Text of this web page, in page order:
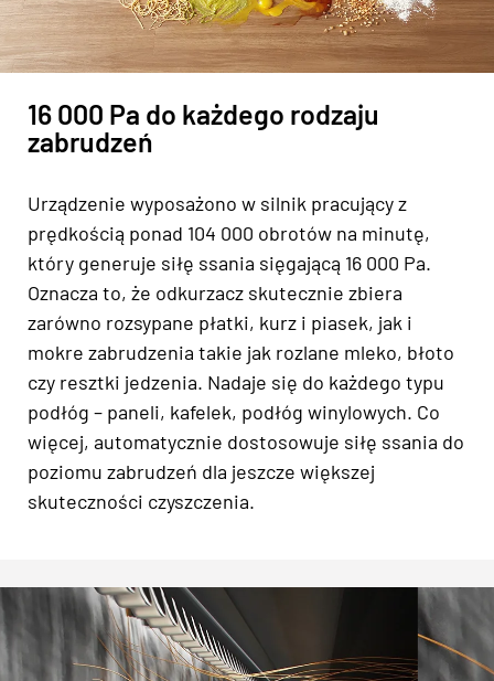
16 000 Pa do każdego rodzaju
zabrudzeń
Urządzenie wyposażono w silnik pracujący z
prędkością ponad 104 000 obrotów na minutę,
który generuje siłę ssania sięgającą 16 000 Pa.
Oznacza to, że odkurzacz skutecznie zbiera
zarówno rozsypane płatki, kurz i piasek, jak i
mokre zabrudzenia takie jak rozlane mleko, błoto
czy resztki jedzenia. Nadaje się do każdego typu
podłóg – paneli, kafelek, podłóg winylowych. Co
więcej, automatycznie dostosowuje siłę ssania do
poziomu zabrudzeń dla jeszcze większej
skuteczności czyszczenia.